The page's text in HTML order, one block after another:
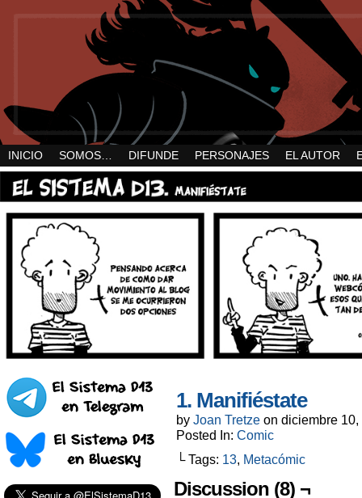
INICIO SOMOS… DIFUNDE PERSONAJES EL AUTOR
1. Manifiéstate
by Joan Tretze on diciembre 10,
Posted In: Comic
└ Tags: 13, Metacómic
Discussion (8) ¬